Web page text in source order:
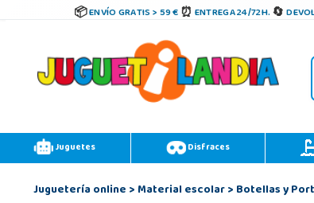
ENVÍO GRATIS > 59 € ENTREGA 24/72H.
Juguetes Disfraces
Juguetería online>Material escolar>Botellas y